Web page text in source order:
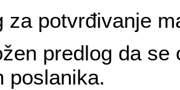
za potvrđivanje
predlog da
poslanika.